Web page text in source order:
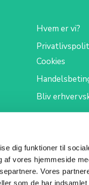
dig funktioner til
af vores hjemmeside
Vores
som de har indsamlet
Hvem er vi?
Cookies
Bliv